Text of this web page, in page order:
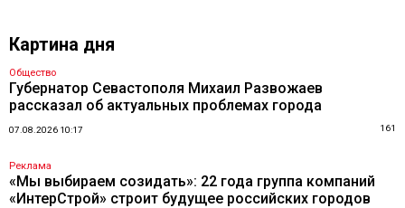
Картина дня
Общество
Губернатор Севастополя Михаил Развожаев
рассказал об актуальных проблемах города
07.08.2026 10:17 161
Реклама
«Мы выбираем созидать»: 22 года группа компаний
«ИнтерСтрой» строит будущее российских городов